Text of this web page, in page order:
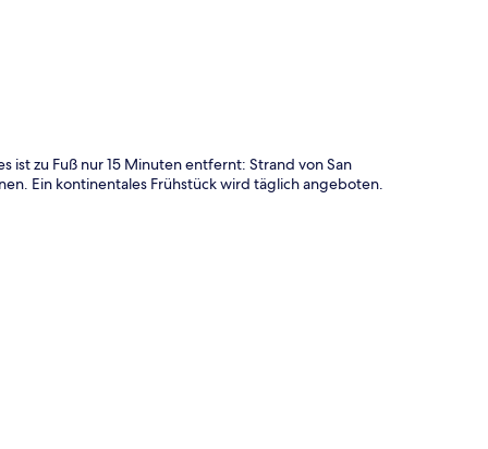
ist zu Fuß nur 15 Minuten entfernt: Strand von San
Ein kontinentales Frühstück wird täglich angeboten.